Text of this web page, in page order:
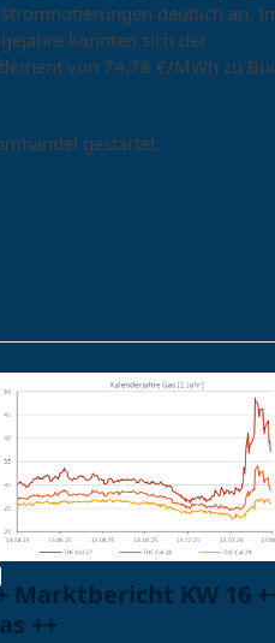
deutlich an.
konnten sich der
von 74,78 €/MWh zu
gestartet.
Marktbericht KW 16
++